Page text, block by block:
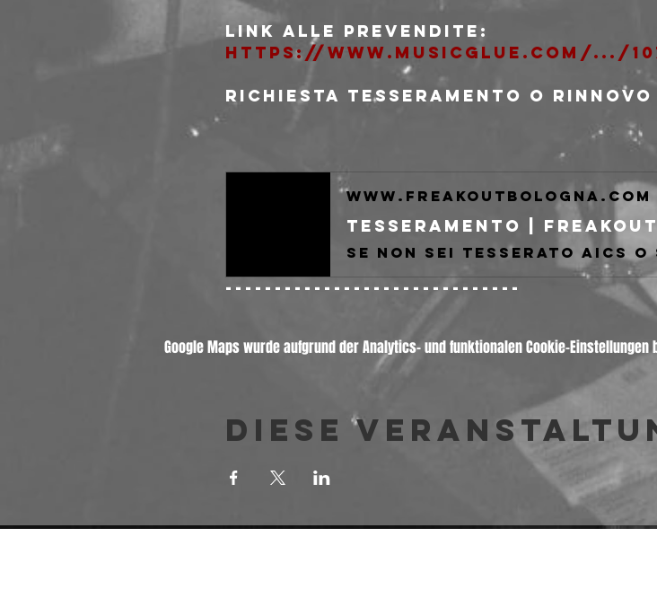
Link alle prevendite:
https://www.musicglue.com/.../
Richiesta tesseramento o rinnovo
www.freakoutbologna.com
Tesseramento |
------------------------------
Google Maps wurde aufgrund der Analytics- und funktionalen Cookie-Einstellungen
Diese